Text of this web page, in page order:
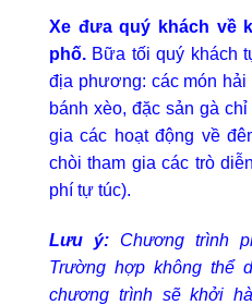
Xe đưa quý khách về
phố. Bữa tối quý khách
địa phương: các món hải
bánh xèo, đặc sản gà
gia các hoạt động về
chòi tham gia các trò
phí tự túc).
Lưu ý:
Chương trình
Trường hợp không thể
chương trình sẽ khởi